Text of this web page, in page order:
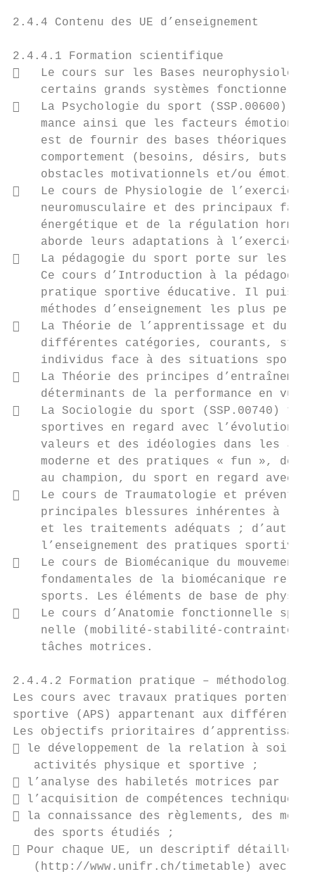
2.4.4 Contenu des UE d’enseignement
2.4.4.1 Formation scientifique
   Le cours sur les Bases
certains grands systèmes fonctionnels
   La Psychologie du sport (SSP.00600)
mance ainsi que les facteurs
est de fournir des bases théoriques
comportement (besoins, désirs, buts,
obstacles motivationnels et/ou
   Le cours de Physiologie de l’exercice
neuromusculaire et des principaux
énergétique et de la régulation
aborde leurs adaptations à l’exercice
   La pédagogie du sport porte sur les
Ce cours d’Introduction à la
pratique sportive éducative. Il puise
méthodes d’enseignement les plus
   La Théorie de l’apprentissage et du
différentes catégories, courants,
individus face à des situations
   La Théorie des principes
déterminants de la performance en vue
   La Sociologie du sport (SSP.00740)
sportives en regard avec l’évolution
valeurs et des idéologies dans les
moderne et des pratiques « fun », des
au champion, du sport en regard avec
   Le cours de Traumatologie et
principales blessures inhérentes à
et les traitements adéquats ; d’autre
l’enseignement des pratiques
   Le cours de Biomécanique du
fondamentales de la biomécanique
sports. Les éléments de base de
   Le cours d’Anatomie fonctionnelle
nelle (mobilité-stabilité-
    tâches motrices.
2.4.4.2 Formation pratique – méthodologique
Les cours avec travaux pratiques portent
sportive (APS) appartenant aux différents
Les objectifs prioritaires
 le développement de la relation à soi,
   activités physique et sportive ;
 l’analyse des habiletés motrices par
 l’acquisition de compétences
 la connaissance des règlements, des
   des sports étudiés ;
 Pour chaque UE, un descriptif détaillé
(http://www.unifr.ch/timetable) avec